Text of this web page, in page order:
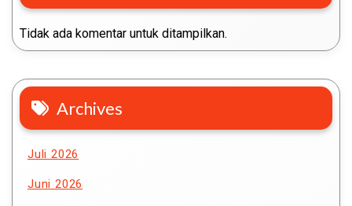
Tidak ada komentar untuk ditampilkan.
Archives
Juli 2026
Juni 2026